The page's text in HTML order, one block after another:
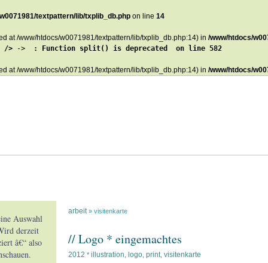
textpattern/lib/txplib_db.php on line 14
at /www/htdocs/w0071981/textpattern/lib/txplib_db.php:14) in /www/htdocs/
/> -> : Function split() is deprecated  on line 582
at /www/htdocs/w0071981/textpattern/lib/txplib_db.php:14) in /www/htdocs/
Auswahl
derzeit
â€“ also
arbeit » visitenkarte
// Logo * eingemachtes
2012 * illustration logo print visitenkarte